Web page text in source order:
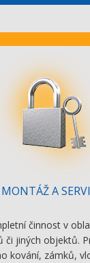
MONTÁŽ A
činnost v
či jiných objektů.
kování, zámků,